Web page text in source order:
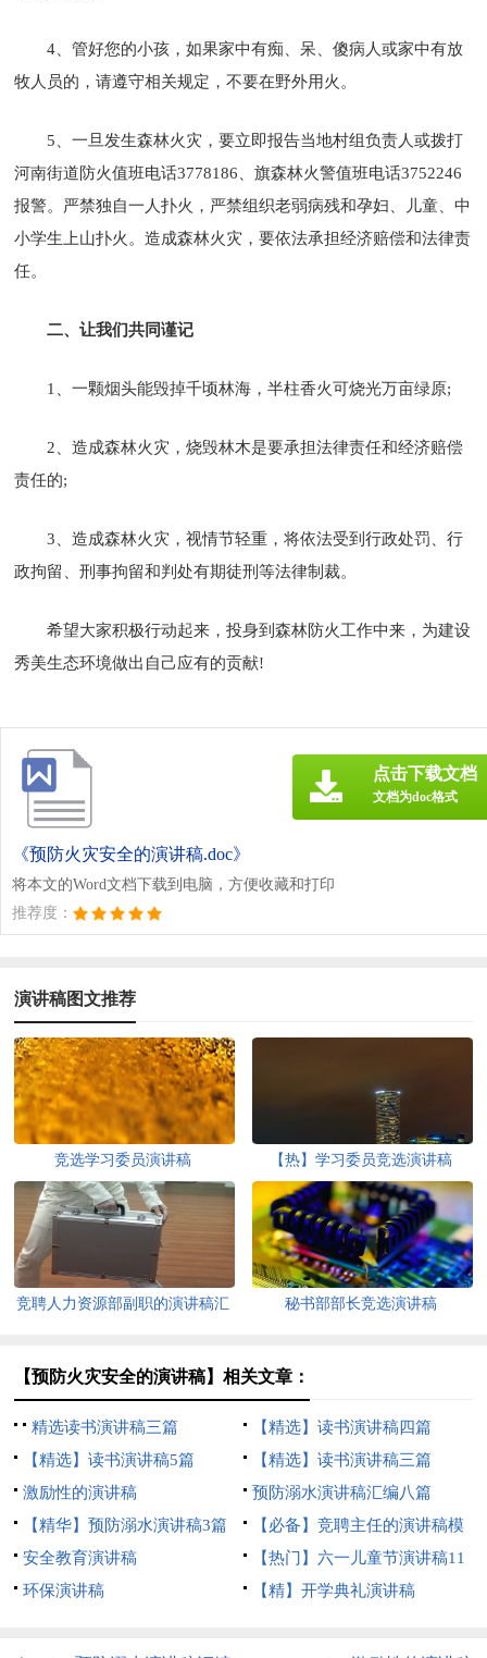
4、管好您的小孩，如果家中有痴、呆、傻病人或家中有放
牧人员的，请遵守相关规定，不要在野外用火。
5、一旦发生森林火灾，要立即报告当地村组负责人或拨打
河南街道防火值班电话3778186、旗森林火警值班电话3752246
报警。严禁独自一人扑火，严禁组织老弱病残和孕妇、儿童、中
小学生上山扑火。造成森林火灾，要依法承担经济赔偿和法律责
任。
二、让我们共同谨记
1、一颗烟头能毁掉千顷林海，半柱香火可烧光万亩绿原;
2、造成森林火灾，烧毁林木是要承担法律责任和经济赔偿
责任的;
3、造成森林火灾，视情节轻重，将依法受到行政处罚、行
政拘留、刑事拘留和判处有期徒刑等法律制裁。
希望大家积极行动起来，投身到森林防火工作中来，为建设
秀美生态环境做出自己应有的贡献!
《预防火灾安全的演讲稿.doc》
将本文的Word文档下载到电脑，方便收藏和打印
推荐度：
点击下载文档
文档为doc格式
演讲稿图文推荐
竞选学习委员演讲稿 【热】学习委员竞选演讲稿
竞聘人力资源部副职的演讲稿汇
秘书部部长竞选演讲稿
【预防火灾安全的演讲稿】相关文章：
精选读书演讲稿三篇
【精选】读书演讲稿四篇
【精选】读书演讲稿5篇
【精选】读书演讲稿三篇
激励性的演讲稿
预防溺水演讲稿汇编八篇
【精华】预防溺水演讲稿3篇
【必备】竞聘主任的演讲稿模
板集合七篇
安全教育演讲稿
【热门】六一儿童节演讲稿11
篇
环保演讲稿 【精】开学典礼演讲稿